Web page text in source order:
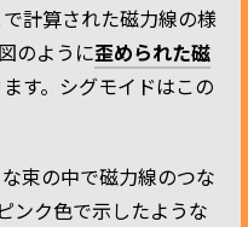
計算された磁力線の様
のように歪められた磁
す。シグモイドはこの
束の中で磁力線のつな
ンク色で示したような